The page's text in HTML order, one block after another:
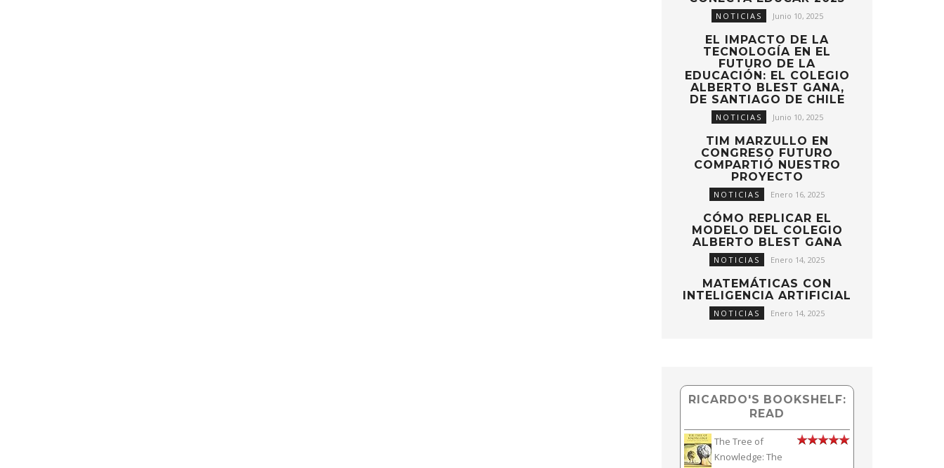
NOTICIAS Junio 10, 2025
EL IMPACTO DE LA
TECNOLOGÍA EN EL
FUTURO DE LA
EDUCACIÓN: EL COLEGIO
ALBERTO BLEST GANA,
DE SANTIAGO DE CHILE
NOTICIAS Junio 10, 2025
TIM MARZULLO EN
CONGRESO FUTURO
COMPARTIÓ NUESTRO
PROYECTO
NOTICIAS Enero 16, 2025
CÓMO REPLICAR EL
MODELO DEL COLEGIO
ALBERTO BLEST GANA
NOTICIAS Enero 14, 2025
MATEMÁTICAS CON
INTELIGENCIA ARTIFICIAL
NOTICIAS Enero 14, 2025
RICARDO'S BOOKSHELF:
READ
The Tree of
Knowledge: The